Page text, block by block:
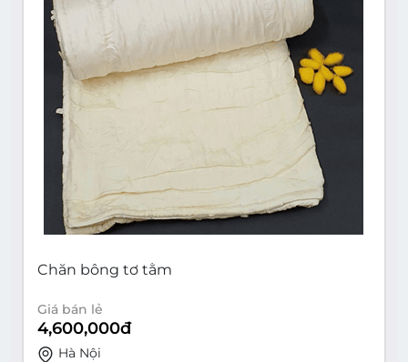
Chăn bông tơ tằm
Giá bán lẻ
4,600,000đ
Hà Nội